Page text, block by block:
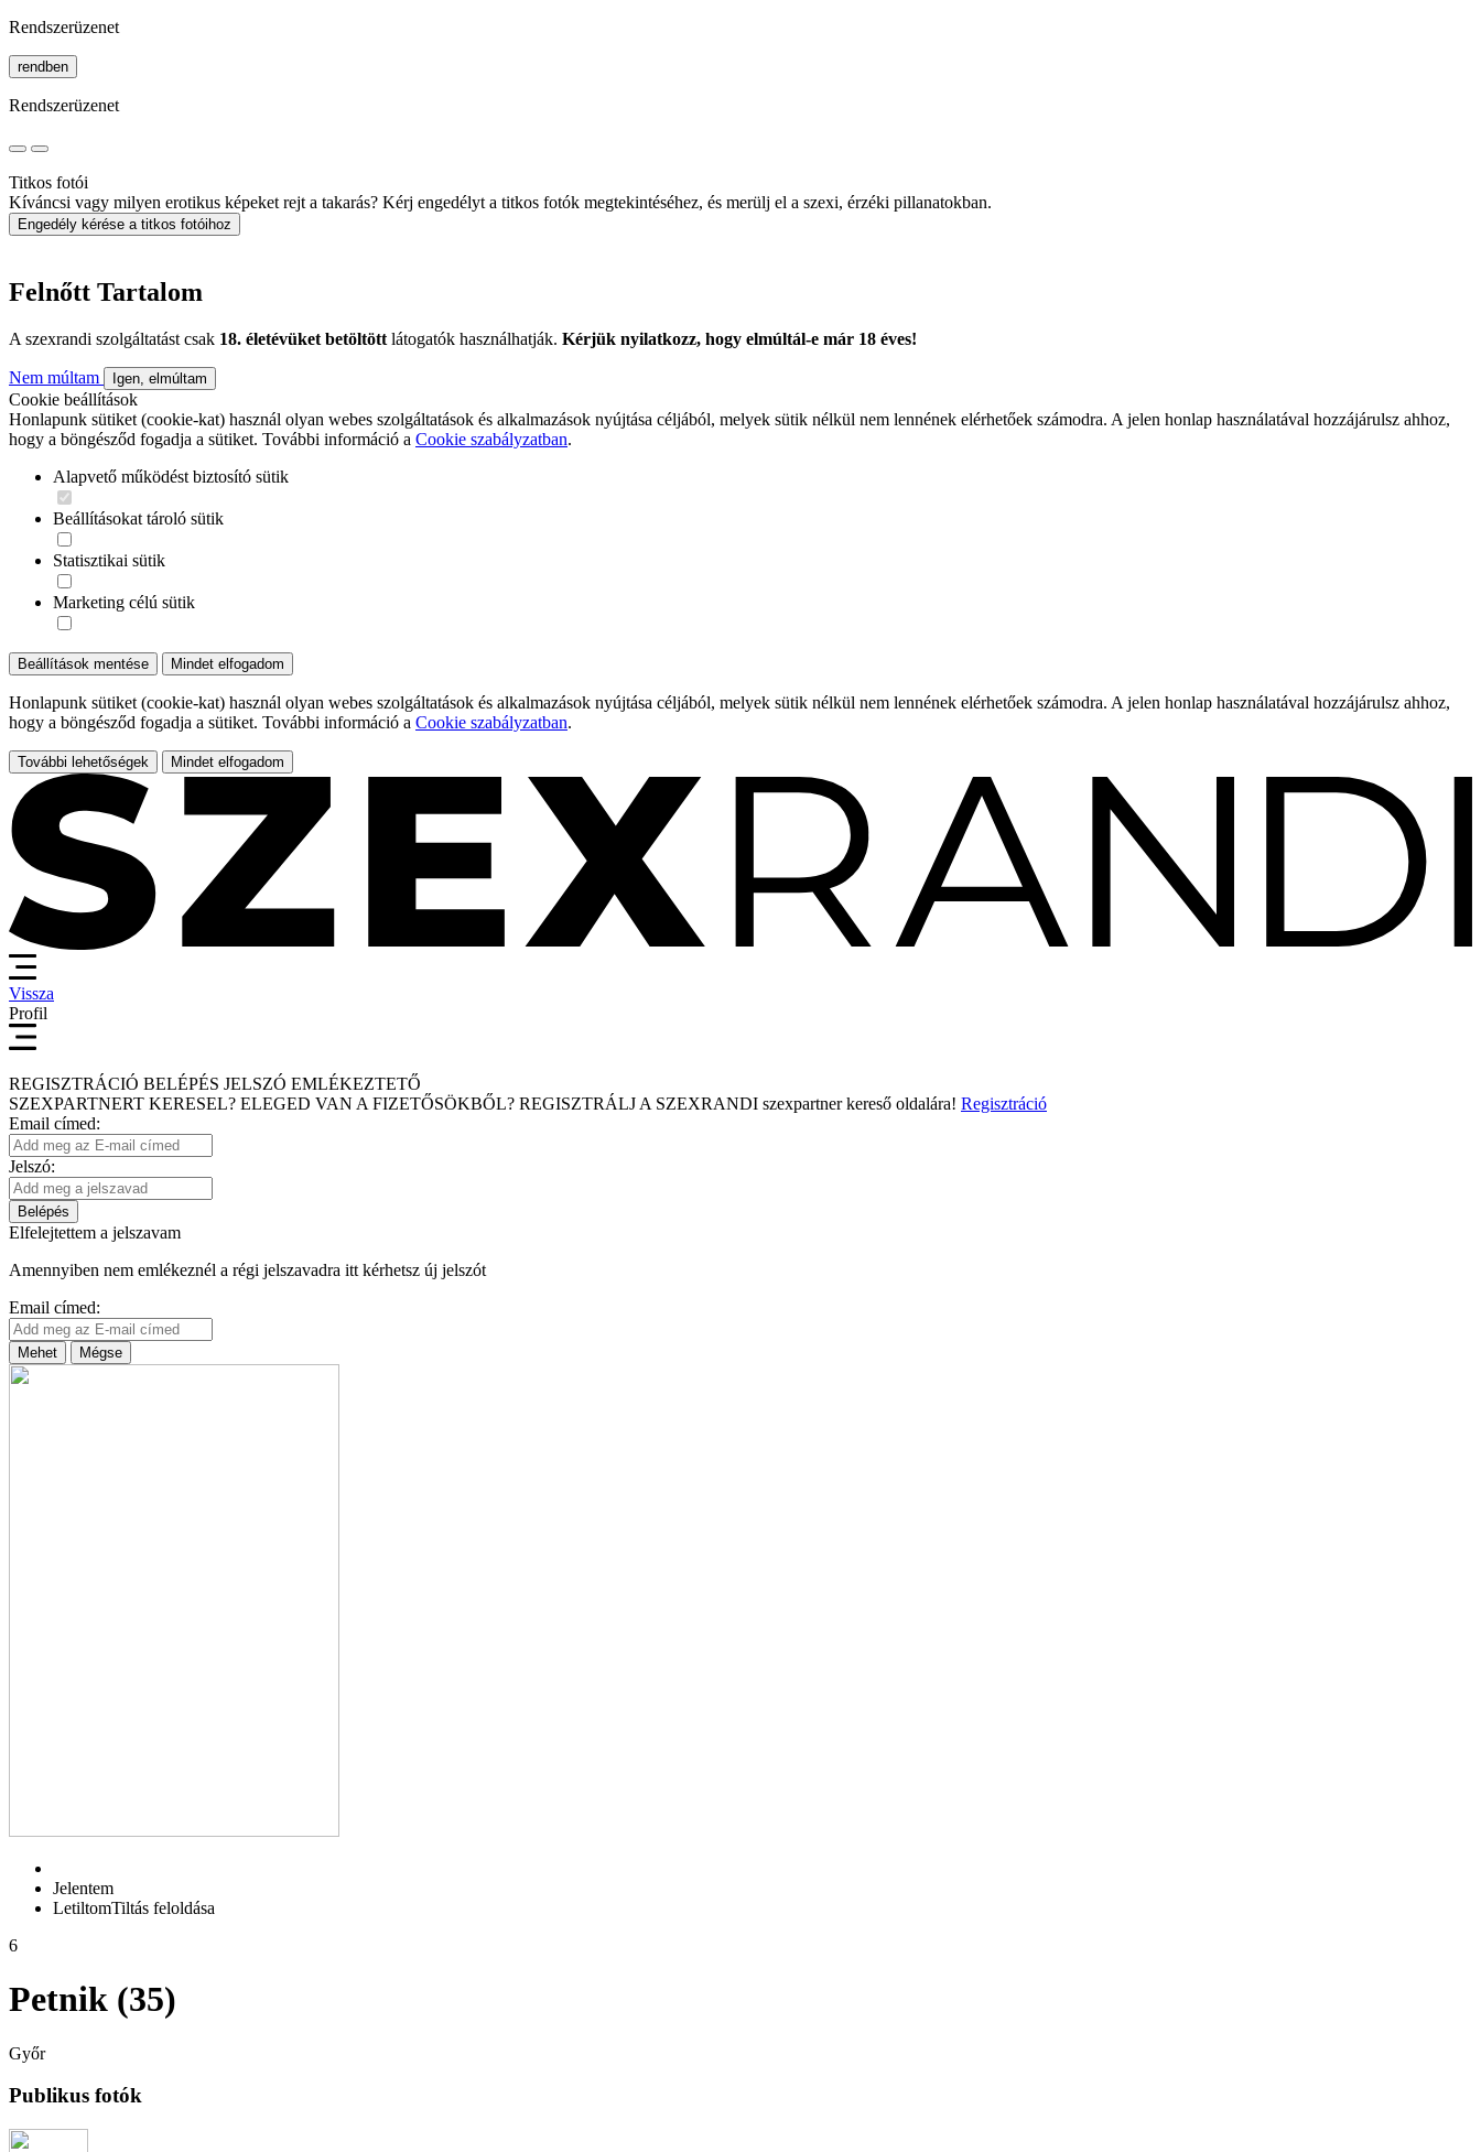
Rendszerüzenet
rendben
Rendszerüzenet
Titkos fotói
Kíváncsi vagy milyen erotikus képeket rejt a takarás? Kérj engedélyt a titkos fotók megtekintéséhez, és merülj el a szexi, érzéki pillanatokban.
Engedély kérése a titkos fotóihoz
Felnőtt Tartalom
A szexrandi szolgáltatást csak 18. életévüket betöltött látogatók használhatják. Kérjük nyilatkozz, hogy elmúltál-e már 18 éves!
Nem múltam Igen, elmúltam
Cookie beállítások
Honlapunk sütiket (cookie-kat) használ olyan webes szolgáltatások és alkalmazások nyújtása céljából, melyek sütik nélkül nem lennének elérhetőek számodra. A jelen honlap használatával hozzájárulsz ahhoz,
hogy a böngésződ fogadja a sütiket. További információ a Cookie szabályzatban.
Alapvető működést biztosító sütik
Beállításokat tároló sütik
Statisztikai sütik
Marketing célú sütik
Beállítások mentése Mindet elfogadom
Honlapunk sütiket (cookie-kat) használ olyan webes szolgáltatások és alkalmazások nyújtása céljából, melyek sütik nélkül nem lennének elérhetőek számodra. A jelen honlap használatával hozzájárulsz ahhoz,
hogy a böngésződ fogadja a sütiket. További információ a Cookie szabályzatban.
További lehetőségek Mindet elfogadom
Vissza
Profil
REGISZTRÁCIÓ BELÉPÉS JELSZÓ EMLÉKEZTETŐ
SZEXPARTNERT KERESEL? ELEGED VAN A FIZETŐSÖKBŐL? REGISZTRÁLJ A SZEXRANDI szexpartner kereső oldalára! Regisztráció
Email címed:
Jelszó:
Belépés
Elfelejtettem a jelszavam
Amennyiben nem emlékeznél a régi jelszavadra itt kérhetsz új jelszót
Email címed:
Mehet Mégse
Jelentem
LetiltomTiltás feloldása
6
Petnik (35)
Győr
Publikus fotók